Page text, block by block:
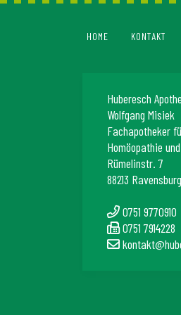
HOME KONTAKT
Huberesch
Wolfgang Misiek
Fachapotheker
Homöopathie
Rümelinstr. 7
88213 Ravensburg
0751 9770910
0751 7914228